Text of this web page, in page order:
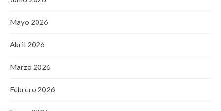
Mayo 2026
Abril 2026
Marzo 2026
Febrero 2026